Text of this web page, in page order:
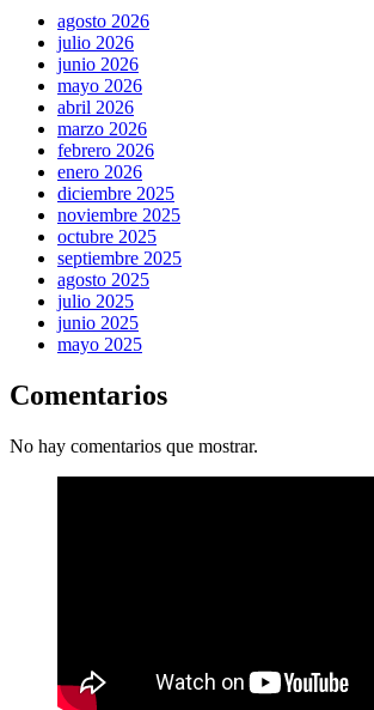
agosto 2026
julio 2026
junio 2026
mayo 2026
abril 2026
marzo 2026
febrero 2026
enero 2026
diciembre 2025
noviembre 2025
octubre 2025
septiembre 2025
agosto 2025
julio 2025
junio 2025
mayo 2025
Comentarios
No hay comentarios que mostrar.